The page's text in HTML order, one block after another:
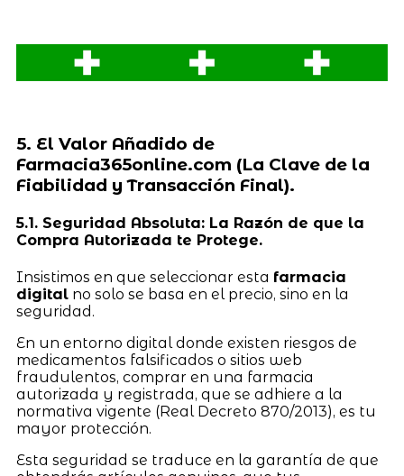
5. El Valor Añadido de
Farmacia365online.com (La Clave de la
Fiabilidad y Transacción Final).
5.1. Seguridad Absoluta: La Razón de que la
Compra Autorizada te Protege.
Insistimos en que seleccionar esta farmacia
digitalno solo se basa en el precio, sino en la
seguridad.
En un entorno digital donde existen riesgos de
medicamentos falsificados o sitios web
fraudulentos, comprar en una farmacia
autorizada y registrada, que se adhiere a la
normativa vigente (Real Decreto 870/2013), es tu
mayor protección.
Esta seguridad se traduce en la garantía de que